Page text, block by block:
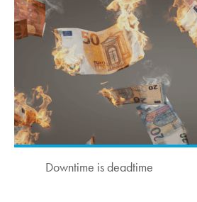
Downtime is deadtime